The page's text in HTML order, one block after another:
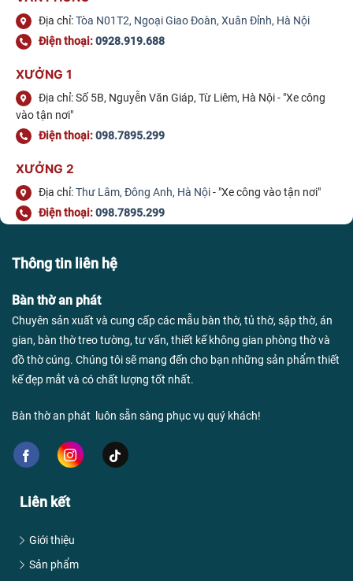
Địa chỉ:Tòa N01T2, Ngoại Giao Đoàn, Xuân Đỉnh, Hà Nội
Điện thoại:0928.919.688
XƯỞNG 1
Địa chỉ: Số 5B, Nguyễn Văn Giáp, Từ Liêm, Hà Nội - "Xe công
vào tận nơi"
Điện thoại:098.7895.299
XƯỞNG 2
Địa chỉ:Thư Lâm, Đông Anh, Hà Nội- "Xe công vào tận nơi"
Điện thoại:098.7895.299
Thông tin liên hệ
Bàn thờ an phát
Chuyên sản xuất và cung cấp các mẫu bàn thờ, tủ thờ, sập thờ, án
gian, bàn thờ treo tường, tư vấn, thiết kế không gian phòng thờ và
đồ thờ cúng. Chúng tôi sẽ mang đến cho bạn những sản phẩm thiết
kế đẹp mắt và có chất lượng tốt nhất.
Bàn thờ an phát luôn sẵn sàng phục vụ quý khách!
Liên kết
Giới thiệu
Sản phẩm